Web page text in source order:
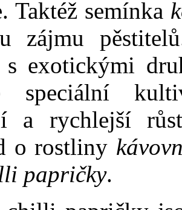
Taktéž semínka
zájmu
s exotickými
speciální
a rychlejší
o rostliny
papričky.